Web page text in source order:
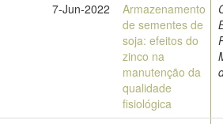
7-Jun-2022
Armazenamento
de sementes de
soja: efeitos do
zinco na
manutenção da
qualidade
fisiológica